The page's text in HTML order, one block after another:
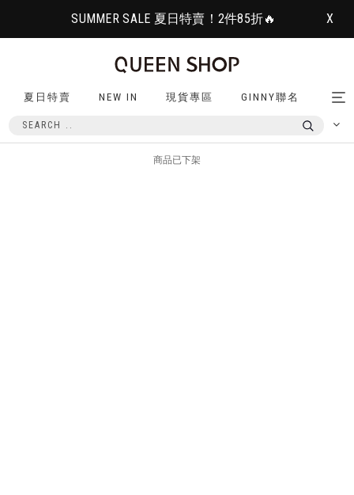
SUMMER SALE 夏日特賣！2件85折🔥 X
夏日特賣 NEW IN 現貨專區 GINNY聯名
商品已下架